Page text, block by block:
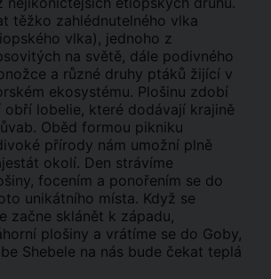
těžko zahlédnutelného vlka
vlka), jednoho z
na světě, dále podivného
a různé druhy ptáků žijící v
ekosystému. Plošinu zdobí
lobelie, které dodávají krajině
Oběd formou pikniku
přírody nám umožní plně
okolí. Den strávíme
focením a ponořením se do
unikátního místa. Když se
začne sklánět k západu,
plošiny a vrátíme se do Goby,
Shebele na nás bude čekat teplá